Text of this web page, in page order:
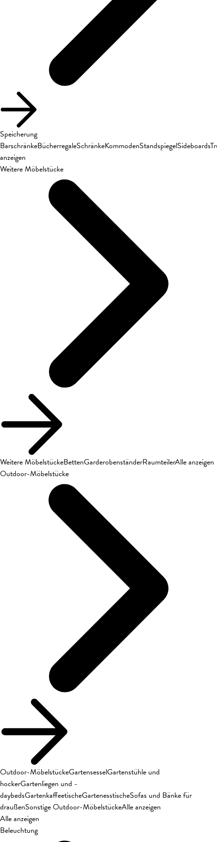
Speicherung
BarschränkeBücherregaleSchränkeKommodenStandspiegelSideboards
anzeigen
Weitere Möbelstücke
Weitere MöbelstückeBettenGarderobenständerRaumteilerAlle anzeigen
Outdoor-Möbelstücke
Outdoor-MöbelstückeGartensesselGartenstühle und
hockerGartenliegen und -
daybedsGartenkaffeetischeGartenesstischeSofas und Bänke für
draußenSonstige Outdoor-MöbelstückeAlle anzeigen
Alle anzeigen
Beleuchtung